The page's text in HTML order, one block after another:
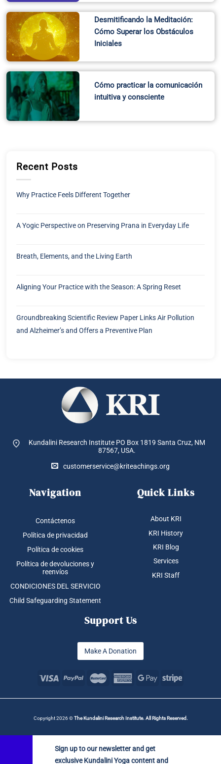
Desmitificando la Meditación:
Cómo Superar los Obstáculos
Iniciales
Cómo practicar la comunicación
intuitiva y consciente
Recent Posts
Why Practice Feels Different Together
A Yogic Perspective on Preserving Prana in Everyday Life
Breath, Elements, and the Living Earth
Aligning Your Practice with the Season: A Spring Reset
Groundbreaking Scientific Review Paper Links Air Pollution
and Alzheimer’s and Offers a Preventive Plan
Kundalini Research Institute PO Box 1819 Santa Cruz, NM
87567, USA.
customerservice@kriteachings.org
Navigation
Contáctenos
Política de privacidad
Política de cookies
Política de devoluciones y
reenvíos
CONDICIONES DEL SERVICIO
Child Safeguarding Statement
Quick Links
About KRI
KRI History
KRI Blog
Services
KRI Staff
Support Us
Make A Donation
Copyright 2026 ©The Kundalini Research Institute. All Rights Reserved.
Sign up to our newsletter and get
exclusive Kundalini Yoga content and